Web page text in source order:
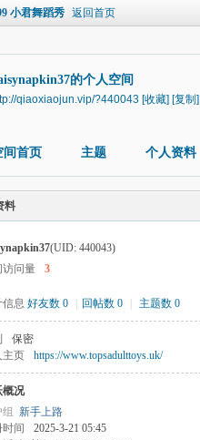
小君舞蹈秀 返回首页
的个人空间
qiaoxiaojun.vip/?440043 [收藏] [复制]
间首页 主题 个人资料
料
(UID: 440043)
访问量
3
信息 好友数 0 回帖数 0 主题数 0
保密
主页
https://www.topsadulttoys.uk/
概况
组 新手上路
间
2025-3-21 05:45